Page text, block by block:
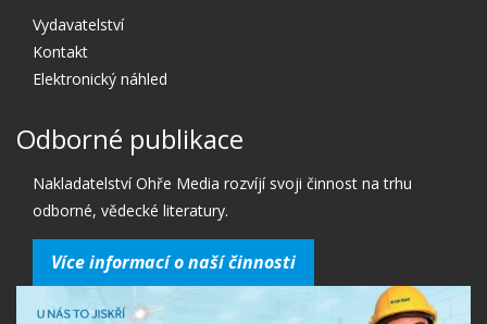
Vydavatelství
Kontakt
Elektronický náhled
Odborné publikace
Nakladatelství Ohře Media rozvíjí svoji činnost na trhu
odborné, vědecké literatury.
Více informací o naší činnosti